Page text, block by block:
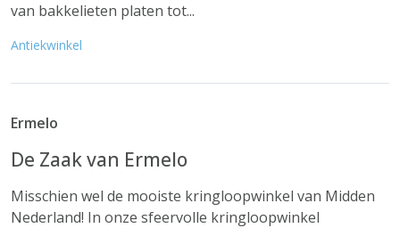
van bakkelieten platen tot...
Antiekwinkel
Ermelo
De Zaak van Ermelo
Misschien wel de mooiste kringloopwinkel van Midden
Nederland! In onze sfeervolle kringloopwinkel